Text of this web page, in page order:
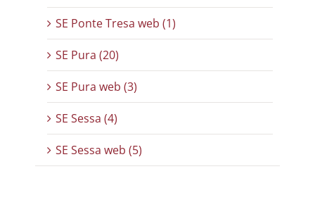
SE Ponte Tresa web (1)
SE Pura (20)
SE Pura web (3)
SE Sessa (4)
SE Sessa web (5)